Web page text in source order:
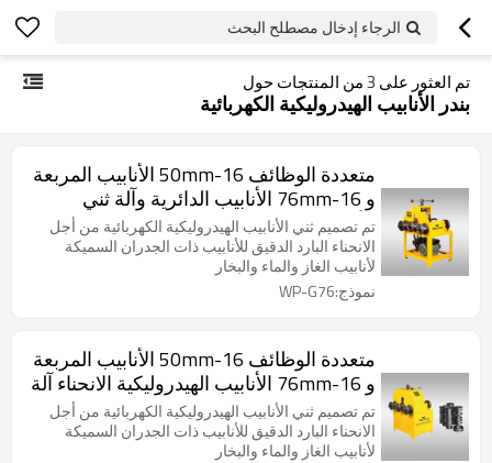
الرجاء إدخال مصطلح البحث
تم العثور على 3من المنتجات حول
بندر الأنابيب الهيدروليكية الكهربائية
متعددة الوظائف 16-50mm الأنابيب المربعة
و 16-76mm الأنابيب الدائرية وآلة ثني
الأنابيب
تم تصميم ثني الأنابيب الهيدروليكية الكهربائية من أجل
الانحناء البارد الدقيق للأنابيب ذات الجدران السميكة
لأنابيب الغاز والماء والبخار
نموذج:WP-G76
متعددة الوظائف 16-50mm الأنابيب المربعة
و 16-76mm الأنابيب الهيدروليكية الانحناء آلة
تم تصميم ثني الأنابيب الهيدروليكية الكهربائية من أجل
الانحناء البارد الدقيق للأنابيب ذات الجدران السميكة
لأنابيب الغاز والماء والبخار